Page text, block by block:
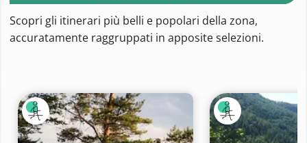
Scopri gli itinerari più belli e popolari della zona,
accuratamente raggruppati in apposite selezioni.